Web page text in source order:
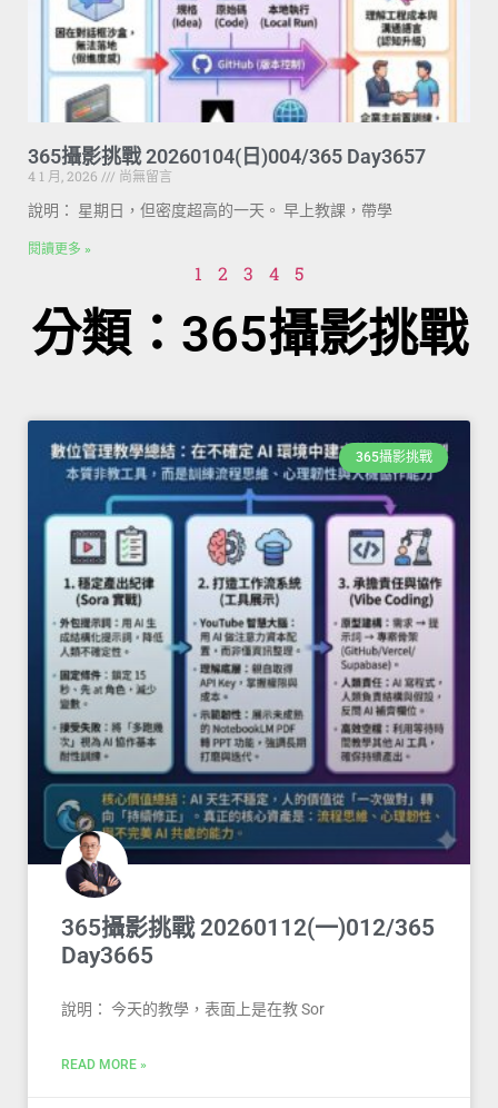
365攝影挑戰 20260104(日)004/365 Day3657
4 1 月, 2026
尚無留言
說明： 星期日，但密度超高的一天。 早上教課，帶學
閱讀更多 »
1 2 3 4 5
分類：365攝影挑戰
365攝影挑戰
365攝影挑戰 20260112(一)012/365
Day3665
說明： 今天的教學，表面上是在教 Sor
READ MORE »